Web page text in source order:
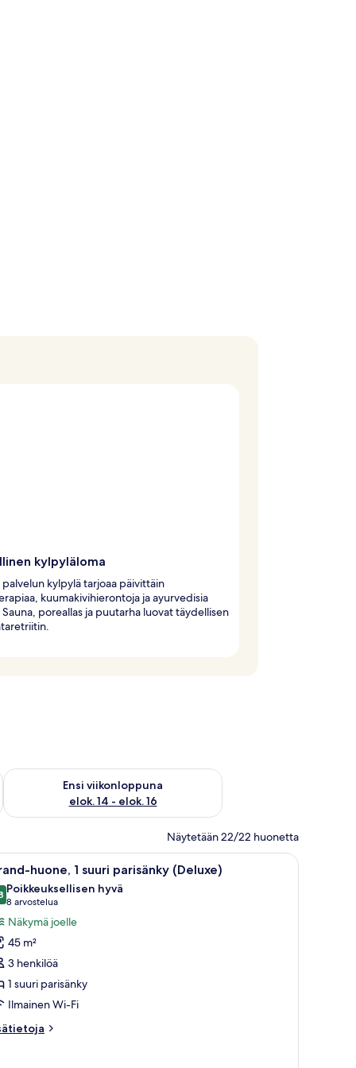
kylpyläloma
palvelun kylpylä tarjoaa päivittäin
kuumakivihierontoja ja ayurvedisia
poreallas ja puutarha luovat täydellisen
7 - elok. 9
Ensi viikonloppuna
elok. 14 - elok. 16
Tarkista ensi viikonlopun saatavuus elok. 14 - elok. 16
Näytetään 22/22 huonetta
ja näkymä kaupunkiin. Hotellihuone, jossa on suuri sänky,
9 huone, 1 suuri parisänky (Deluxe)
kautta 10
Poikkeuksellisen hyvä
8 arvostelua
(8
arvostelua)
Näkymä joelle
45 m²
3 henkilöä
1 suuri parisänky
Ilmainen Wi-Fi